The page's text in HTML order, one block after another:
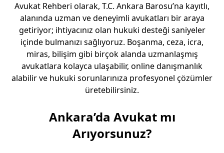
Avukat Rehberi olarak, T.C. Ankara Barosu’na kayıtlı,
alanında uzman ve deneyimli avukatları bir araya
getiriyor; ihtiyacınız olan hukuki desteği saniyeler
içinde bulmanızı sağlıyoruz. Boşanma, ceza, icra,
miras, bilişim gibi birçok alanda uzmanlaşmış
avukatlara kolayca ulaşabilir, online danışmanlık
alabilir ve hukuki sorunlarınıza profesyonel çözümler
üretebilirsiniz.
Ankara’da Avukat mı
Arıyorsunuz?